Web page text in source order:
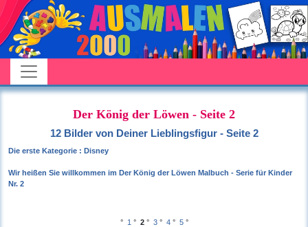
Der König der Löwen - Seite 2
12 Bilder von Deiner Lieblingsfigur - Seite 2
Die erste Kategorie : Disney
Wir heißen Sie willkommen im Der König der Löwen Malbuch - Serie für Kinder
Nr. 2
° 1 ° 2 ° 3° 4° 5°